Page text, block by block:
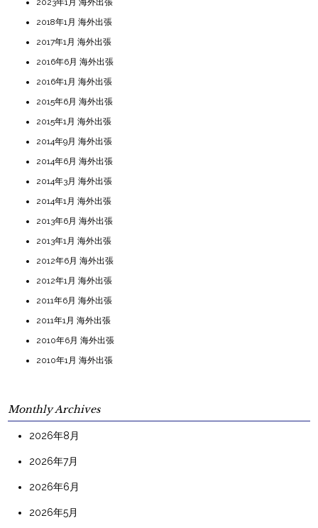
2018年1月 海外出張
2017年1月 海外出張
2016年6月 海外出張
2016年1月 海外出張
2015年6月 海外出張
2015年1月 海外出張
2014年9月 海外出張
2014年6月 海外出張
2014年3月 海外出張
2014年1月 海外出張
2013年6月 海外出張
2013年1月 海外出張
2012年6月 海外出張
2012年1月 海外出張
2011年6月 海外出張
2011年1月 海外出張
2010年6月 海外出張
2010年1月 海外出張
Monthly Archives
2026年8月
2026年7月
2026年6月
2026年5月